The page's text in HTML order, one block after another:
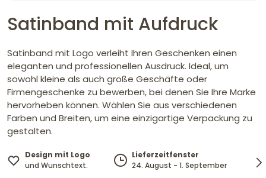
Satinband mit Aufdruck
Satinband mit Logo verleiht Ihren Geschenken einen
eleganten und professionellen Ausdruck. Ideal, um
sowohl kleine als auch große Geschäfte oder
Firmengeschenke zu bewerben, bei denen Sie Ihre Marke
hervorheben können. Wählen Sie aus verschiedenen
Farben und Breiten, um eine einzigartige Verpackung zu
gestalten.
Design mit Logo
und Wunschtext.
Lieferzeitfenster
24. August - 1. September